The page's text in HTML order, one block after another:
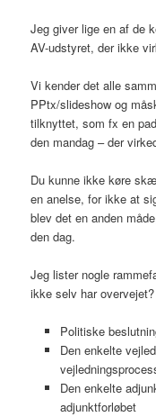
Jeg giver lige en af de
AV-udstyret, der ikke
Vi kender det alle
PPtx/slideshow og
tilknyttet, som fx en
den mandag – der
Du kunne ikke køre
en anelse, for ikke at
blev det en anden
den dag.
Jeg lister nogle
ikke selv har overvejet?
Politiske
Den enkelte
Den enkelte
adjunktforløbet